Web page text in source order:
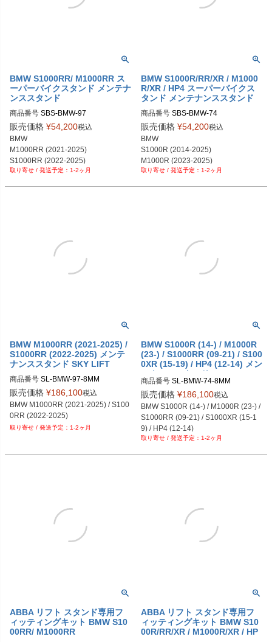
BMW S1000RR/ M1000RR ス
ーパーバイクスタンド メンテナ
ンススタンド
商品番号 SBS-BMW-97
販売価格 ¥54,200税込
BMW
M1000RR (2021-2025)
S1000RR (2022-2025)
1-2ヶ月
BMW S1000R/RR/XR / M1000
R/XR / HP4 スーパーバイクス
タンド メンテナンススタンド
商品番号 SBS-BMW-74
販売価格 ¥54,200税込
BMW
S1000R (2014-2025)
M1000R (2023-2025)
S1000RR (2009-2021)
1-2ヶ月
BMW M1000RR (2021-2025) /
S1000RR (2022-2025) メンテ
ナンススタンド SKY LIFT
商品番号 SL-BMW-97-8MM
販売価格 ¥186,100税込
BMW M1000RR (2021-2025) / S100
0RR (2022-2025)
1-2ヶ月
BMW S1000R (14-) / M1000R
(23-) / S1000RR (09-21) / S100
0XR (15-19) / HP4 (12-14) メン
テナンススタンド SKY LIFT
商品番号 SL-BMW-74-8MM
販売価格 ¥186,100税込
BMW S1000R (14-) / M1000R (23-) /
S1000RR (09-21) / S1000XR (15-1
9) / HP4 (12-14)
1-2ヶ月
ABBA リフト スタンド専用フ
ィッティングキット BMW S10
00RR/ M1000RR
ABBA リフト スタンド専用フ
ィッティングキット BMW S10
00R/RR/XR / M1000R/XR / HP